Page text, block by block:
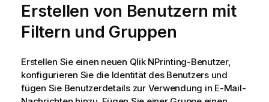
Erstellen von Benutzern mit
Filtern und Gruppen
Erstellen Sie einen neuen Qlik NPrinting-Benutzer,
konfigurieren Sie die Identität des Benutzers und
fügen Sie Benutzerdetails zur Verwendung in E-Mail-